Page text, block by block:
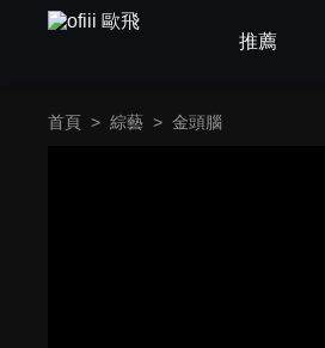
推薦
首頁 > 綜藝 > 金頭腦